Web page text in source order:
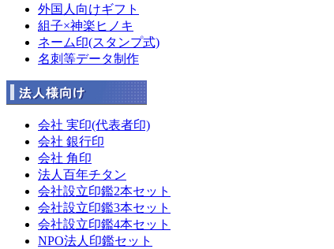
外国人向けギフト
組子×神楽ヒノキ
ネーム印(スタンプ式)
名刺等データ制作
会社 実印(代表者印)
会社 銀行印
会社 角印
法人百年チタン
会社設立印鑑2本セット
会社設立印鑑3本セット
会社設立印鑑4本セット
NPO法人印鑑セット